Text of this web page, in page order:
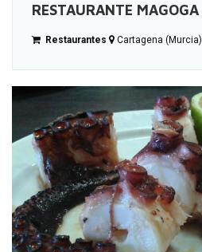
RESTAURANTE MAGOGA
Restaurantes Cartagena (Murcia)